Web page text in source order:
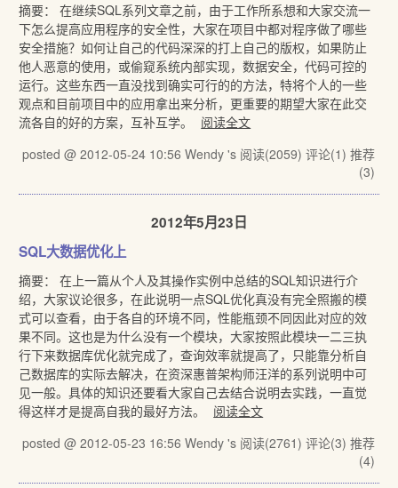
摘要： 在继续SQL系列文章之前，由于工作所系想和大家交流一
下怎么提高应用程序的安全性，大家在项目中都对程序做了哪些
安全措施？如何让自己的代码深深的打上自己的版权，如果防止
他人恶意的使用，或偷窥系统内部实现，数据安全，代码可控的
运行。这些东西一直没找到确实可行的的方法，特将个人的一些
观点和目前项目中的应用拿出来分析，更重要的期望大家在此交
流各自的好的方案，互补互学。
阅读全文
posted @ 2012-05-24 10:56 Wendy 's 阅读(2059) 评论(1) 推荐
(3)
2012年5月23日
SQL大数据优化上
摘要： 在上一篇从个人及其操作实例中总结的SQL知识进行介
绍，大家议论很多，在此说明一点SQL优化真没有完全照搬的模
式可以查看，由于各自的环境不同，性能瓶颈不同因此对应的效
果不同。这也是为什么没有一个模块，大家按照此模块一二三执
行下来数据库优化就完成了，查询效率就提高了，只能靠分析自
己数据库的实际去解决，在资深惠普架构师汪洋的系列说明中可
见一般。具体的知识还要看大家自己去结合说明去实践，一直觉
得这样才是提高自我的最好方法。
阅读全文
posted @ 2012-05-23 16:56 Wendy 's 阅读(2761) 评论(3) 推荐
(4)